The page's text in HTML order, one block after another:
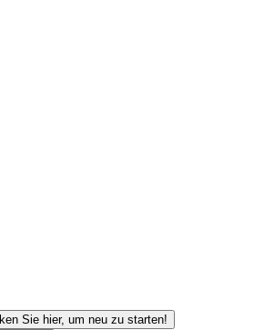
Sie hier, um neu zu starten!